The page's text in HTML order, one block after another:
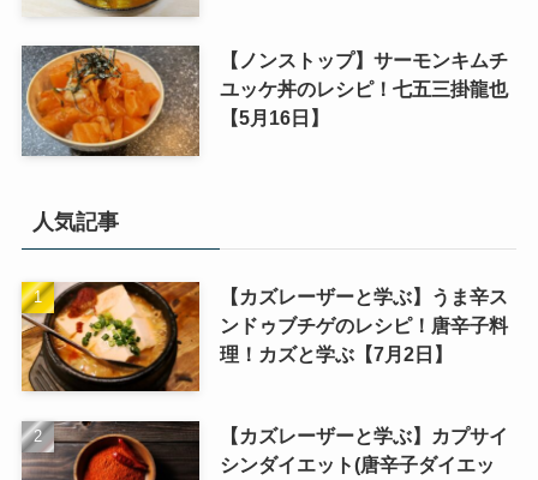
【ノンストップ】サーモンキムチ
ユッケ丼のレシピ！七五三掛龍也
【5月16日】
人気記事
【カズレーザーと学ぶ】うま辛ス
ンドゥブチゲのレシピ！唐辛子料
理！カズと学ぶ【7月2日】
【カズレーザーと学ぶ】カプサイ
シンダイエット(唐辛子ダイエッ